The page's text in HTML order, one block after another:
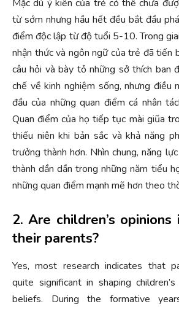
Mặc dù ý kiến ​​của trẻ có thể chưa
từ sớm nhưng hầu hết đều bắt đầu
điểm độc lập từ độ tuổi 5-10. Trong
nhận thức và ngôn ngữ của trẻ đã tiến
câu hỏi và bày tỏ những sở thích ban
chế về kinh nghiệm sống, nhưng điều
đầu của những quan điểm cá nhân
Quan điểm của họ tiếp tục mài giũa
thiếu niên khi bản sắc và khả năng
trưởng thành hơn. Nhìn chung, năng
thành dần dần trong những năm tiểu
những quan điểm mạnh mẽ hơn theo
2. Are children’s
their parents?
Yes, most research indicates that
quite significant in shaping
beliefs. During the formative